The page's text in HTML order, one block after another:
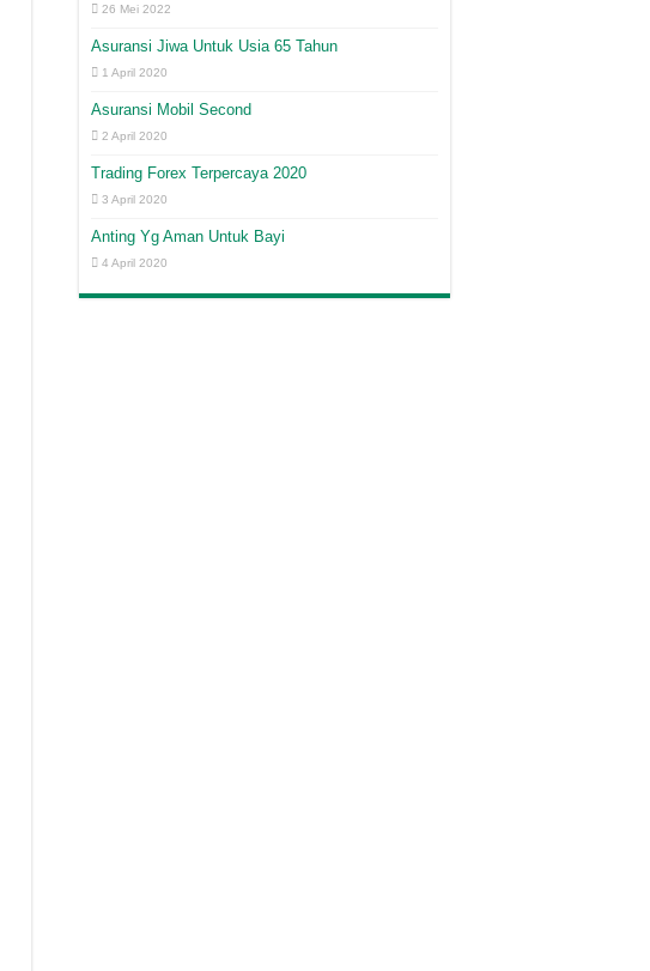
26 Mei 2022
Asuransi Jiwa Untuk Usia 65 Tahun
1 April 2020
Asuransi Mobil Second
2 April 2020
Trading Forex Terpercaya 2020
3 April 2020
Anting Yg Aman Untuk Bayi
4 April 2020